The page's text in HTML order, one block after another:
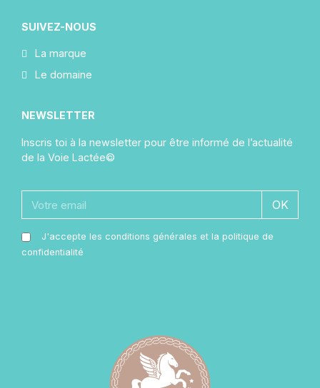
SUIVEZ-NOUS
La marque
Le domaine
NEWSLETTER
Inscris toi à la newsletter pour être informé de l’actualité
de la Voie Lactée©
OK
J'accepte les conditions générales et la politique de
confidentialité